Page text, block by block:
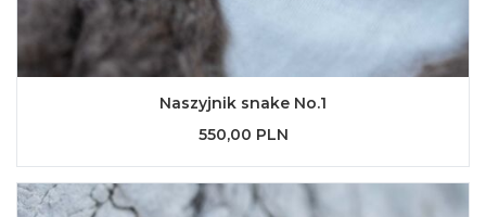
Naszyjnik snake No.1
550,00 PLN